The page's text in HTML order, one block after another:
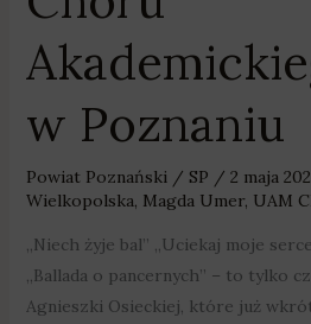
w Poznaniu
Powiat Poznański/ SP / 2 maja
Wielkopolska, Magda Umer, UAM
„Niech żyje bal” „Uciekaj moje
„Ballada o pancernych” – to tylko
Agnieszki Osieckiej, które już